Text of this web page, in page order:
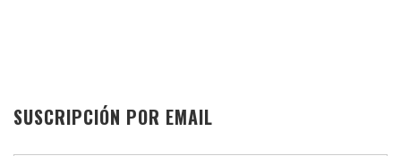
SUSCRIPCIÓN POR EMAIL